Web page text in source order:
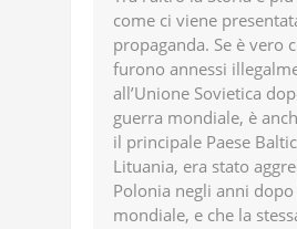
come ci viene
propaganda. Se è vero
furono annessi
all’Unione Sovietica
guerra mondiale, è
il principale Paese
Lituania, era stato
Polonia negli anni dopo
mondiale, e che la